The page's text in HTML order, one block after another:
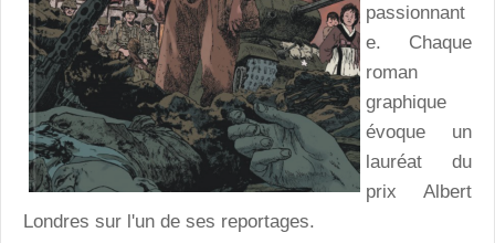
passionnant
e. Chaque
roman
graphique
évoque un
lauréat du
prix Albert
Londres sur l'un de ses reportages.